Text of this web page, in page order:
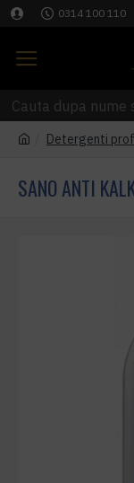
0314 100 110
Detergenti
SANO ANTI